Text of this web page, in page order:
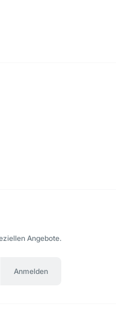
Angebote.
Anmelden